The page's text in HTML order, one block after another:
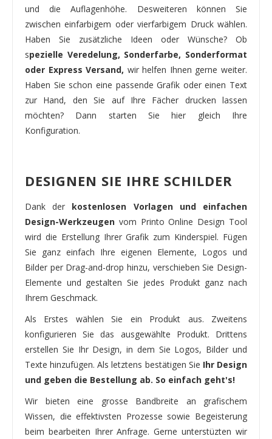
und die Auflagenhöhe. Desweiteren können Sie
zwischen einfarbigem oder vierfarbigem Druck wählen.
Haben Sie zusätzliche Ideen oder Wünsche? Ob
spezielle Veredelung, Sonderfarbe, Sonderformat
oder Express Versand, wir helfen Ihnen gerne weiter.
Haben Sie schon eine passende Grafik oder einen Text
zur Hand, den Sie auf Ihre Fächer drucken lassen
möchten? Dann starten Sie hier gleich Ihre
Konfiguration.
DESIGNEN SIE IHRE SCHILDER
Dank der kostenlosen Vorlagen und einfachen
Design-Werkzeugen vom Printo Online Design Tool
wird die Erstellung Ihrer Grafik zum Kinderspiel. Fügen
Sie ganz einfach Ihre eigenen Elemente, Logos und
Bilder per Drag-and-drop hinzu, verschieben Sie Design-
Elemente und gestalten Sie jedes Produkt ganz nach
Ihrem Geschmack.
Als Erstes wählen Sie ein Produkt aus. Zweitens
konfigurieren Sie das ausgewählte Produkt. Drittens
erstellen Sie Ihr Design, in dem Sie Logos, Bilder und
Texte hinzufügen. Als letztens bestätigen Sie Ihr Design
und geben die Bestellung ab. So einfach geht's!
Wir bieten eine grosse Bandbreite an grafischem
Wissen, die effektivsten Prozesse sowie Begeisterung
beim bearbeiten Ihrer Anfrage. Gerne unterstüzten wir